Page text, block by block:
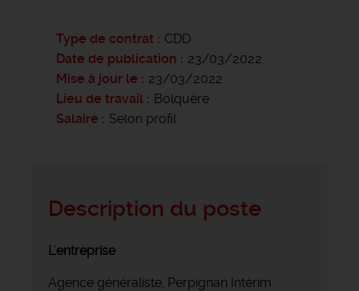
Type de contrat
CDD
Date de publication
23/03/2022
Mise à jour le
23/03/2022
Lieu de travail
Bolquère
Salaire
Selon profil
Description du poste
L'entreprise
Agence généraliste, Perpignan Intérim